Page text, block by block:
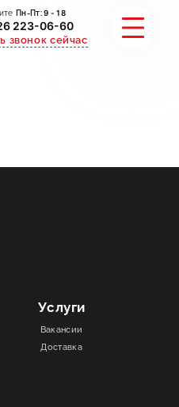
Пн-Пт:9 - 18
223-06-60
звонок сейчас
Услуги
Вакансии
Доставка